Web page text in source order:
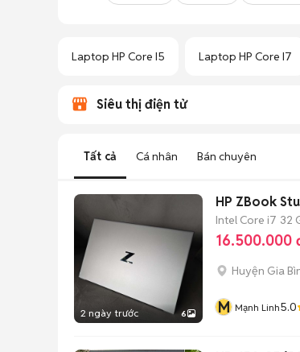
Laptop HP Core I5 Laptop HP Core I7
Siêu thị điện tử
Tất cả Cá nhân Bán chuyên
2 ngày trước 6
HP ZBook
Intel Core i7 32
16.500.000
Huyện Gia
M Mạnh Linh5.0